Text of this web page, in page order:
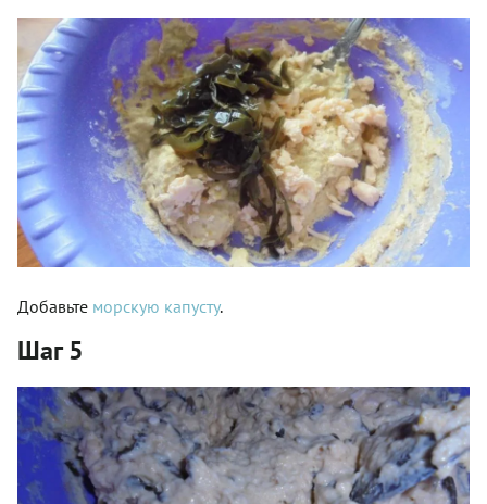
Добавьте морскую капусту.
Шаг 5